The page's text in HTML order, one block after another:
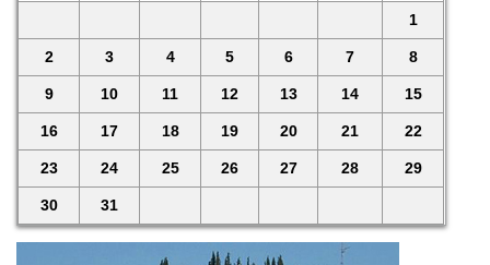
1
2 3 4 5 6 7 8
9 10 11 12 13 14 15
16 17 18 19 20 21 22
23 24 25 26 27 28 29
30 31